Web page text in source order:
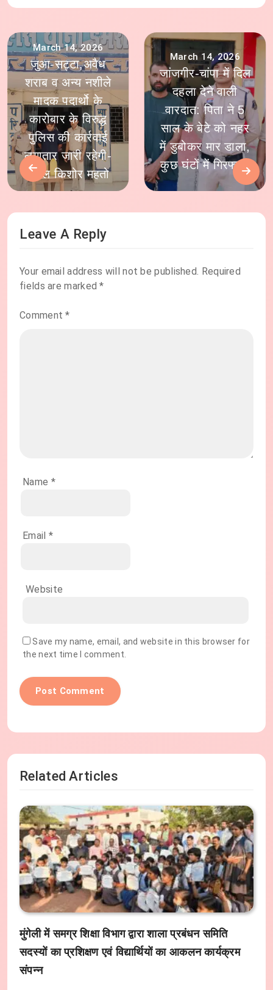
March 14, 2026
जुआ-सट्टा,अवैध
शराब व अन्य नशीले
मादक पदार्थो के
कारोबार के विरुद्ध
पुलिस की कार्रवाई
लगातार जारी रहेगी-
कमल किशोर महतो
March 14, 2026
जांजगीर-चांपा में दिल
दहला देने वाली
वारदात: पिता ने 5
साल के बेटे को नहर
में डुबोकर मार डाला,
कुछ घंटों में गिरफ्तार
Leave A Reply
Your email address will not be published. Required
fields are marked*
Comment*
Name *
Email *
Website
Save my name, email, and website in this browser for
the next time I comment.
Related Articles
मुंगेली में समग्र शिक्षा विभाग द्वारा शाला प्रबंधन समिति
सदस्यों का प्रशिक्षण एवं विद्यार्थियों का आकलन कार्यक्रम
संपन्न